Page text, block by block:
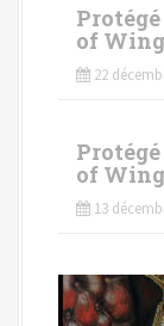
of
22
of
13